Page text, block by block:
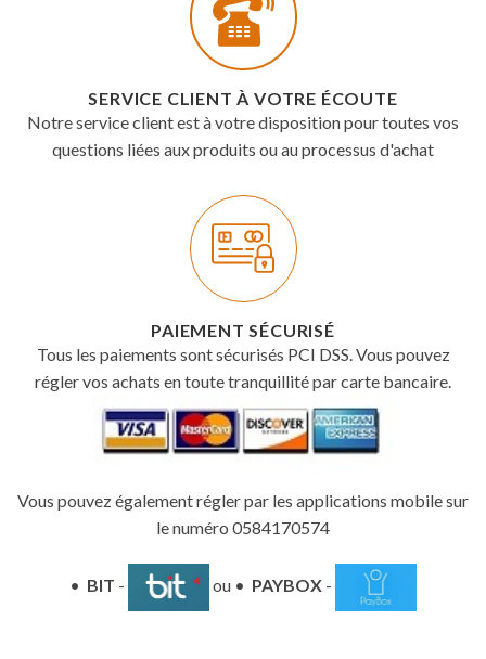
SERVICE CLIENT À VOTRE ÉCOUTE
Notre service client est à votre disposition pour toutes vos
questions liées aux produits ou au processus d'achat
PAIEMENT SÉCURISÉ
Tous les paiements sont sécurisés PCI DSS. Vous pouvez
régler vos achats en toute tranquillité par carte bancaire.
Vous pouvez également régler par les applications mobile sur
le numéro 0584170574
• BIT - ou • PAYBOX -